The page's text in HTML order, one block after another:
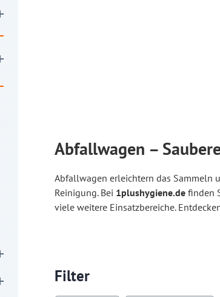
Abfallwagen –
Abfallwagen erleichtern das Sammeln
Reinigung. Bei 1plushygiene.de finden
viele weitere Einsatzbereiche.
Filter